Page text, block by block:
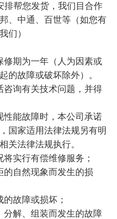
排帮您发货，我们目合作
、中通、百世等（如您有
们）
修期为一年（人为因素或
的故障或破坏除外）。
咨询有关技术问题，并得
性能故障时，本公司承诺
国家适用法律法规另有明
关法律法规执行。
实行有偿维修服务；
的自然现象而发生的损
的故障或损坏；
分解、组装而发生的故障